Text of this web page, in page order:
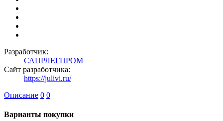
Разработчик:
САПРЛЕГПРОМ
Сайт разработчика:
https://julivi.ru/
Описание 0 0
Варианты покупки